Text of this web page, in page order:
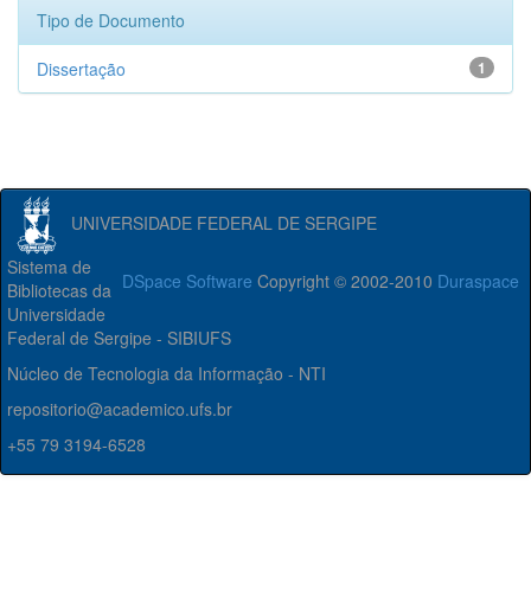
Tipo de Documento
1
Dissertação
UNIVERSIDADE FEDERAL DE SERGIPE
DSpace Software Copyright © 2002-2010 Duraspace
Sistema de
Bibliotecas da
Universidade
Federal de Sergipe - SIBIUFS
Núcleo de Tecnologia da Informação - NTI
repositorio@academico.ufs.br
+55 79 3194-6528